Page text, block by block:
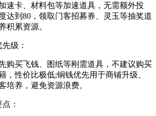
速卡、材料包等加速道具，无需额外投
达到80，领取门客招募券、灵玉等抽奖道
积累资源。
级：
买飞钱、图纸等刚需道具，不建议购买
，性价比极低;铜钱优先用于商铺升级、
培养，避免资源浪费。
：